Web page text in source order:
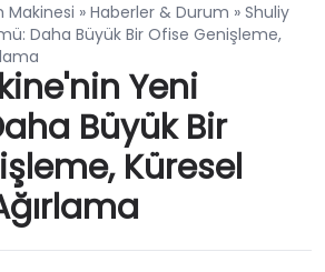
Makinesi » Haberler & Durum » Shuliy
Daha Büyük Bir Ofise Genişleme,
Yeni
Büyük Bir
Küresel